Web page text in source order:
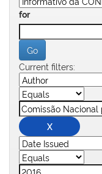
for
Current filters: